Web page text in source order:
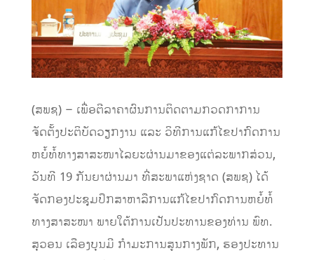
(ສພຊ) – ເພື່ອຕີລາຄາຜົນການຕິດຕາມກວດກາການ
ຈັດຕັ້ງປະຕິບັດວຽກງານ ແລະ ວິທີການແກ້ໄຂປາກົດການ
ຫຍໍ້ທໍ້ທາງສາສະໜາໄລຍະຜ່ານມາຂອງແຕ່ລະພາກສ່ວນ,
ວັນທີ 19 ກັນຍາຜ່ານມາ ທີ່ສະພາແຫ່ງຊາດ (ສພຊ) ໄດ້
ຈັດກອງປະຊຸມປຶກສາຫາລືການແກ້ໄຂປາກົດການຫຍໍ້ທໍ້
ທາງສາສະໜາ ພາຍໃຕ້ການເປັນປະທານຂອງທ່ານ ພົທ.
ສຸວອນ ເລືອງບຸນມີ ກໍາມະການສູນກາງພັກ, ຮອງປະທານ